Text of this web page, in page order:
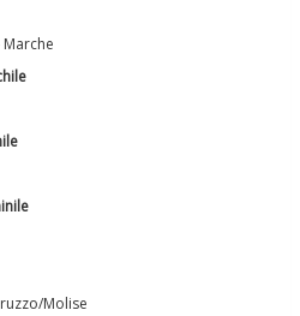
piedi, si possono fare le
Marche
Molise